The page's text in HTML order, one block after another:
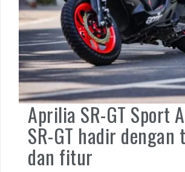
Aprilia SR-GT Sport
SR-GT hadir dengan
dan fitur